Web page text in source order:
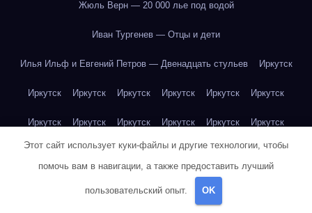
Жюль Верн — 20 000 лье под водой
Иван Тургенев — Отцы и дети
Илья Ильф и Евгений Петров — Двенадцать стульев Иркутск
Иркутск Иркутск Иркутск Иркутск Иркутск Иркутск
Иркутск Иркутск Иркутск Иркутск Иркутск Иркутск
Иркутск Иркутск Иркутск Иркутск Иркутск Иркутск
Иркутск Йогурт
Этот сайт использует куки-файлы и другие технологии, чтобы
помочь вам в навигации, а также предоставить лучший
пользовательский опыт. OK